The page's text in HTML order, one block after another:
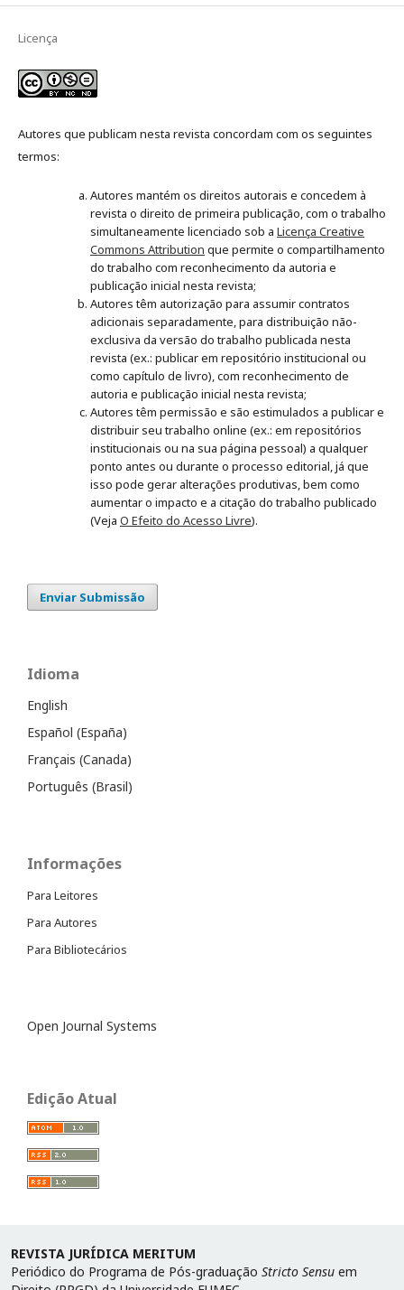
Licença
Autores que publicam nesta revista concordam com os seguintes
termos:
Autores mantém os direitos autorais e concedem à
revista o direito de primeira publicação, com o trabalho
simultaneamente licenciado sob a Licença Creative
Commons Attribution que permite o compartilhamento
do trabalho com reconhecimento da autoria e
publicação inicial nesta revista;
Autores têm autorização para assumir contratos
adicionais separadamente, para distribuição não-
exclusiva da versão do trabalho publicada nesta
revista (ex.: publicar em repositório institucional ou
como capítulo de livro), com reconhecimento de
autoria e publicação inicial nesta revista;
Autores têm permissão e são estimulados a publicar e
distribuir seu trabalho online (ex.: em repositórios
institucionais ou na sua página pessoal) a qualquer
ponto antes ou durante o processo editorial, já que
isso pode gerar alterações produtivas, bem como
aumentar o impacto e a citação do trabalho publicado
(Veja O Efeito do Acesso Livre).
Enviar Submissão
Idioma
English
Español (España)
Français (Canada)
Português (Brasil)
Informações
Para Leitores
Para Autores
Para Bibliotecários
Open Journal Systems
Edição Atual
REVISTA JURÍDICA MERITUM
Periódico do Programa de Pós-graduação Stricto Sensu em